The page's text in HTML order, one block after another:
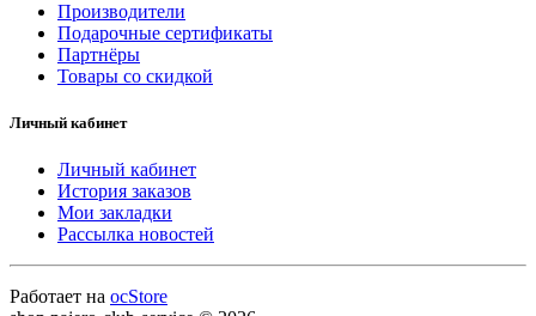
Производители
Подарочные сертификаты
Партнёры
Товары со скидкой
Личный кабинет
Личный кабинет
История заказов
Мои закладки
Рассылка новостей
Работает на ocStore